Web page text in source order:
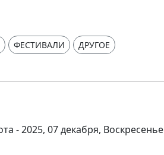
ФЕСТИВАЛИ ДРУГОЕ
- 2025, 07 декабря, Воскресенье